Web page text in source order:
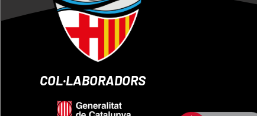
COL·LABORADORS